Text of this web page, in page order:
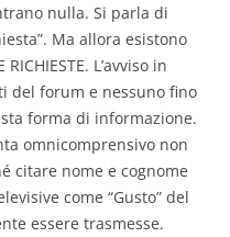
nulla. Si parla di
Ma allora esistono
L’avviso in
del forum e nessuno fino
forma di informazione.
omnicomprensivo non
citare nome e cognome
come “Gusto” del
essere trasmesse.